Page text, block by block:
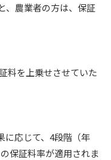
、農業者の方は、保証
料を上乗せさせていた
に応じて、4段階（年
保証料率が適用されま